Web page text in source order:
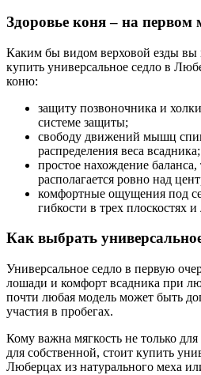
Здоровье коня – на первом
Каким бы видом верховой езды вы
купить универсальное седло в
коню:
защиту позвоночника и
системе защиты;
свободу движений мышц
распределения веса всадника;
простое нахождение баланса,
располагается ровно над
комфортные ощущения под
гибкости в трех плоскостях и
Как выбрать
Универсальное седло в первую
лошади и комфорт всадника при
почти любая модель может быть
участия в пробегах.
Кому важна мягкость не только
для собственной, стоит купить
Люберцах из натурального меха